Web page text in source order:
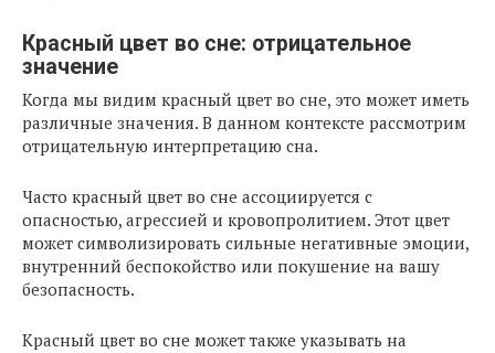
Красный цвет во сне: отрицательное
значение
Когда мы видим красный цвет во сне, это может иметь
различные значения. В данном контексте рассмотрим
отрицательную интерпретацию сна.
Часто красный цвет во сне ассоциируется с
опасностью, агрессией и кровопролитием. Этот цвет
может символизировать сильные негативные эмоции,
внутренний беспокойство или покушение на вашу
безопасность.
Красный цвет во сне может также указывать на